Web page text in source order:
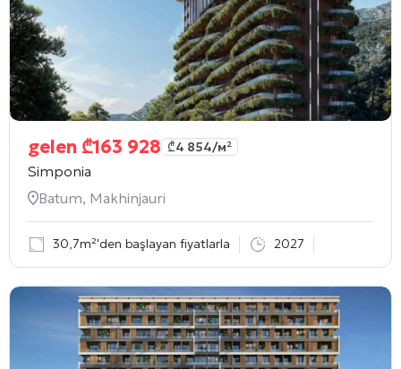
gelen ₾163 928 ₾4 854/м²
Simponia
Batum, Makhinjauri
30,7m²'den başlayan fiyatlarla 2027